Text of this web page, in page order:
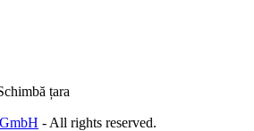
țara
- All rights reserved.